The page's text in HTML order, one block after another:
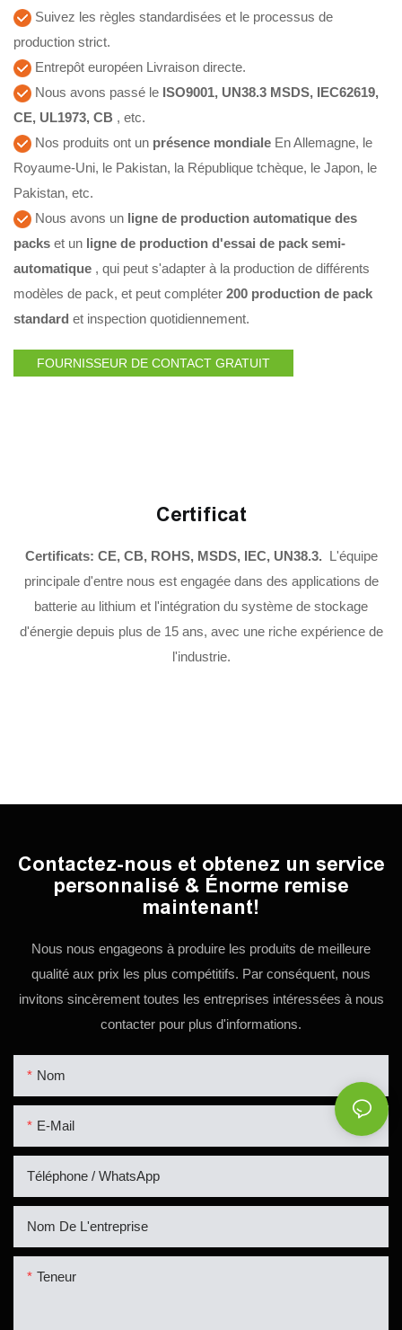
Suivez les règles standardisées et le processus de
production strict.
Entrepôt européen Livraison directe.
Nous avons passé le ISO9001, UN38.3 MSDS, IEC62619,
CE, UL1973, CB , etc.
Nos produits ont un présence mondiale En Allemagne, le
Royaume-Uni, le Pakistan, la République tchèque, le Japon, le
Pakistan, etc.
Nous avons un ligne de production automatique des
packs et un ligne de production d'essai de pack semi-
automatique , qui peut s'adapter à la production de différents
modèles de pack, et peut compléter 200 production de pack
standard et inspection quotidiennement.
FOURNISSEUR DE CONTACT GRATUIT
Certificat
Certificats: CE, CB, ROHS, MSDS, IEC, UN38.3. L'équipe
principale d'entre nous est engagée dans des applications de
batterie au lithium et l'intégration du système de stockage
d'énergie depuis plus de 15 ans, avec une riche expérience de
l'industrie.
Contactez-nous et obtenez un service
personnalisé & Énorme remise
maintenant!
Nous nous engageons à produire les produits de meilleure
qualité aux prix les plus compétitifs. Par conséquent, nous
invitons sincèrement toutes les entreprises intéressées à nous
contacter pour plus d'informations.
Nom
E-Mail
Téléphone / WhatsApp
Nom De L'entreprise
Teneur